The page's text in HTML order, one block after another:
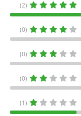
(2)
(0)
(0)
(0)
(1)